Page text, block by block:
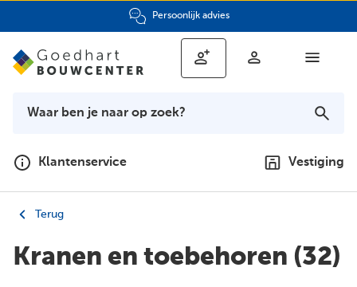
Persoonlijk advies
Klantenservice Vestiging
Terug
Kranen en toebehoren (32)